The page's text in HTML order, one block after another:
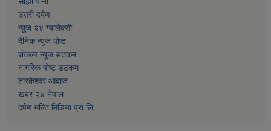
उत्तरी दर्पण
न्युज २४ ग्यालेक्सी
दैनिक न्युज पोष्ट
शंकल्प न्यूज डटकम
नागरिक पोष्ट डटकम
तारकेश्वर आवाज
खबर २४ नेपाल
दर्पण मल्टि मिडिया प्रा.लि.